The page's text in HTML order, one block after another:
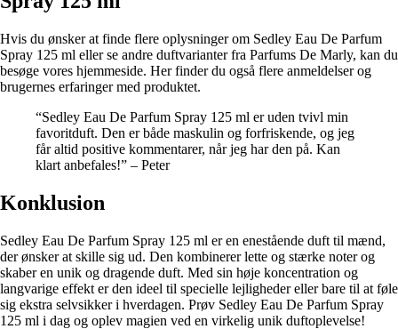
Hvis du ønsker at finde flere oplysninger om Sedley Eau De Parfum
Spray 125 ml eller se andre duftvarianter fra Parfums De Marly, kan du
besøge vores hjemmeside. Her finder du også flere anmeldelser og
brugernes erfaringer med produktet.
“Sedley Eau De Parfum Spray 125 ml er uden tvivl min
favoritduft. Den er både maskulin og forfriskende, og jeg
får altid positive kommentarer, når jeg har den på. Kan
klart anbefales!” – Peter
Konklusion
Sedley Eau De Parfum Spray 125 ml er en enestående duft til mænd,
der ønsker at skille sig ud. Den kombinerer lette og stærke noter og
skaber en unik og dragende duft. Med sin høje koncentration og
langvarige effekt er den ideel til specielle lejligheder eller bare til at føle
sig ekstra selvsikker i hverdagen. Prøv Sedley Eau De Parfum Spray
125 ml i dag og oplev magien ved en virkelig unik duftoplevelse!